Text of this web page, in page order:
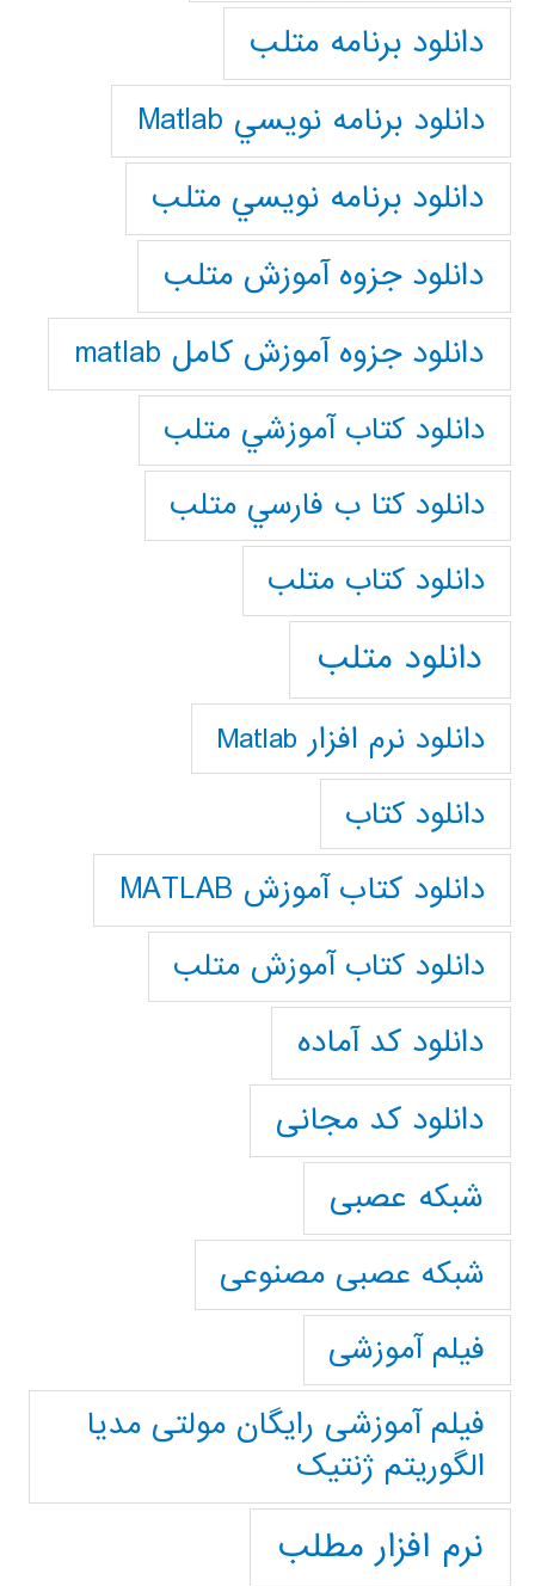
دانلود برنامه متلب
دانلود برنامه نويسي Matlab
دانلود برنامه نويسي متلب
دانلود جزوه آموزش متلب
دانلود جزوه آموزش کامل matlab
دانلود كتاب آموزشي متلب
دانلود كتا ب فارسي متلب
دانلود كتاب متلب
دانلود متلب
دانلود نرم افزار Matlab
دانلود کتاب
دانلود کتاب آموزش MATLAB
دانلود کتاب آموزش متلب
دانلود کد آماده
دانلود کد مجانی
شبکه عصبی
شبکه عصبی مصنوعی
فیلم آموزشی
فیلم آموزشی رایگان مولتی مدیا
الگوریتم ژنتیک
نرم افزار مطلب